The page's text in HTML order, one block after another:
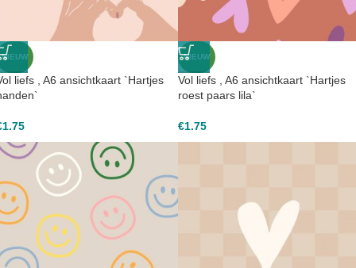
NIEUW
liefs , A6 ansichtkaart `Hartjes
1.75
NIEUW
Vol liefs , A6 ansichtkaart `Hartjes
roest paars lila`
€1.75